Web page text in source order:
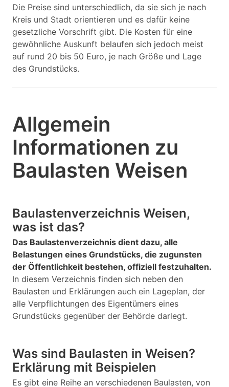
Die Preise sind unterschiedlich, da sie sich je nach
Kreis und Stadt orientieren und es dafür keine
gesetzliche Vorschrift gibt. Die Kosten für eine
gewöhnliche Auskunft belaufen sich jedoch meist
auf rund 20 bis 50 Euro, je nach Größe und Lage
des Grundstücks.
Allgemein
Informationen zu
Baulasten Weisen
Baulastenverzeichnis Weisen,
was ist das?
Das Baulastenverzeichnis dient dazu, alle
Belastungen eines Grundstücks, die zugunsten
der Öffentlichkeit bestehen, offiziell festzuhalten.
In diesem Verzeichnis finden sich neben den
Baulasten und Erklärungen auch ein Lageplan, der
alle Verpflichtungen des Eigentümers eines
Grundstücks gegenüber der Behörde darlegt.
Was sind Baulasten in Weisen?
Erklärung mit Beispielen
Es gibt eine Reihe an verschiedenen Baulasten, von